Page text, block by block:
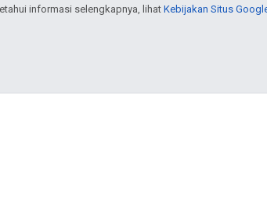
informasi selengkapnya, lihat Kebijakan Situs